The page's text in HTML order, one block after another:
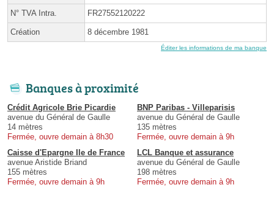
N° TVA Intra. FR27552120222
Création 8 décembre 1981
Éditer les informations de ma banque
Banques à proximité
Crédit Agricole Brie Picardie
avenue du Général de Gaulle
14 mètres
Fermée, ouvre demain à 8h30
BNP Paribas - Villeparisis
avenue du Général de Gaulle
135 mètres
Fermée, ouvre demain à 9h
Caisse d'Epargne Ile de France
avenue Aristide Briand
155 mètres
Fermée, ouvre demain à 9h
LCL Banque et assurance
avenue du Général de Gaulle
198 mètres
Fermée, ouvre demain à 9h